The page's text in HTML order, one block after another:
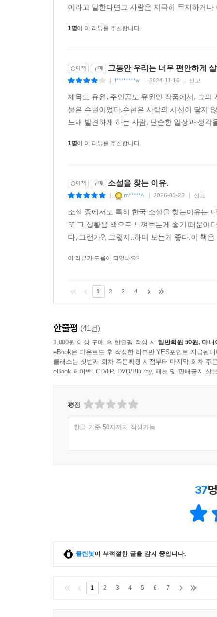
이라고 말한다면그 사람은 지극히 무지하거
1명이 이 리뷰를 추천합니다.
종이책 구매 그동안 우리는 너무 편안하게
t********w 2024-11-16 신고
제목도 유원, 주인공도 유원인 작품에서, 그의
물은 수현이었다.수현은 사람의 시선이 닿지
느새 발견하게 하는 사람. 단순한 일상과 생
1명이 이 리뷰를 추천합니다.
종이책 구매 소설을 찾는 이유.
m*****4 2026-06-23 신고
소설 중에서도 특히 한국 소설을 찾는이유는
또 그 상황을 책으로 느껴보는게 좋기 때문이
다, 그런가?, 그렇지..하며 보는게 좋다.이 책
이 리뷰가 도움이 되었나요?
1 2 3 4
한줄평 (41건)
1,000원 이상 구매 후 한줄평 작성 시 일반회원 50원, 마니
eBook은 다운로드 후 작성한 리뷰만 YES포인트 지급됩니
클래스는 첫번째 회차 주문확정 시점부터 마지막 회차 주
eBook 페이백, CD/LP, DVD/Blu-ray, 패션 및 판매금지 상
평점
한글 기준 50자까지 작성가능
37
클린봇이 부적절한 글을 감지 중입니다.
1 2 3 4 5 6 7